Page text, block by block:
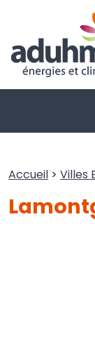
Accueil > Villes